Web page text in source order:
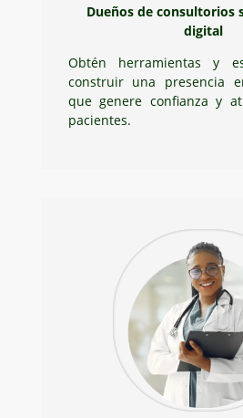
Dueños de consultorios
digital
Obtén herramientas y
construir una presencia
que genere confianza y
pacientes.